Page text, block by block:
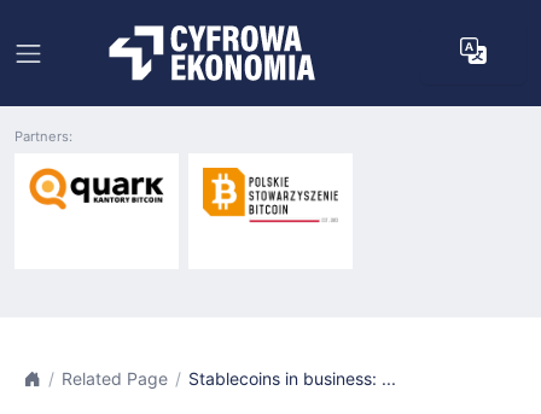
Partners:
Related Page Stablecoins in business: ...